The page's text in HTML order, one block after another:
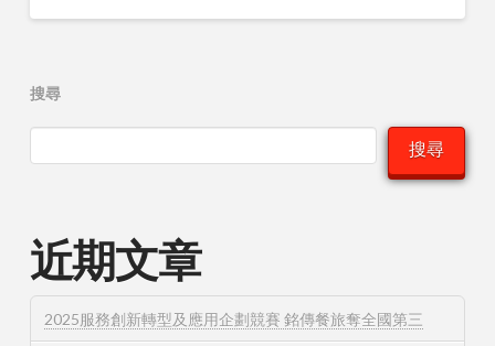
搜尋
搜尋
近期文章
2025服務創新轉型及應用企劃競賽 銘傳餐旅奪全國第三